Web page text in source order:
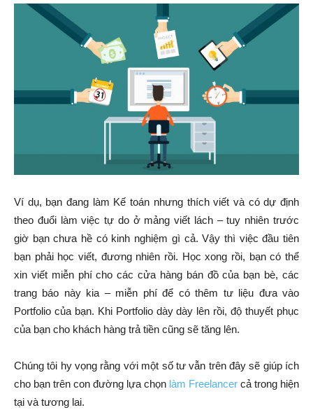
Ví dụ, bạn đang làm Kế toán nhưng thích viết và có dự định
theo đuổi làm việc tự do ở mảng viết lách – tuy nhiên trước
giờ bạn chưa hề có kinh nghiệm gì cả. Vậy thì việc đầu tiên
bạn phải học viết, đương nhiên rồi. Học xong rồi, bạn có thể
xin viết miễn phí cho các cửa hàng bán đồ của bạn bè, các
trang báo này kia – miễn phí để có thêm tư liệu đưa vào
Portfolio của bạn. Khi Portfolio dày dày lên rồi, độ thuyết phục
của bạn cho khách hàng trả tiền cũng sẽ tăng lên.
Chúng tôi hy vọng rằng với một số tư vẫn trên đây sẽ giúp ích
cho bạn trên con đường lựa chọn làm Freelancer cả trong hiện
tại và tương lai.